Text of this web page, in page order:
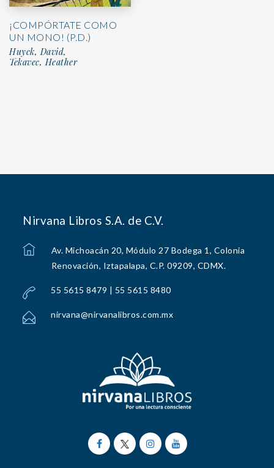
¡COMPÓRTATE COMO
UN MONO! (P.D.)
Huyck, David,
Tekavec, Heather
Nirvana Libros S.A. de C.V.
Av. Michoacán 20, Módulo 27 Bodega 1, Colonia
Renovación, Iztapalapa, C.P. 09209, CDMX.
55 5615 8479 | 55 5615 8480
nirvana@nirvanalibros.com.mx